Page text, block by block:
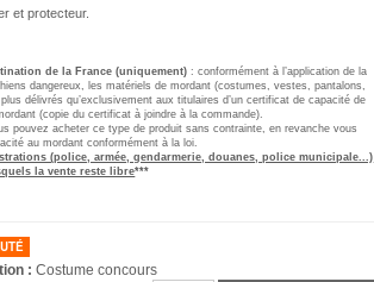
et protecteur.
de la France (uniquement) : conformément à l’application de la
dangereux, les matériels de mordant (costumes, vestes, pantalons,
délivrés qu’exclusivement aux titulaires d’un certificat de capacité de
(copie du certificat à joindre à la commande).
pouvez acheter ce type de produit sans contrainte, en revanche vous
au mordant conformément à la loi.
(police, armée, gendarmerie, douanes, police municipale...)
la vente reste libre***
:Costume concours